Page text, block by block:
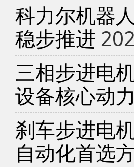
科力尔机器
稳步推进
三相步进电
设备核心动力
刹车步进电
自动化首选